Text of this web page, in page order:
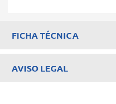
FICHA TÉCNICA
AVISO LEGAL